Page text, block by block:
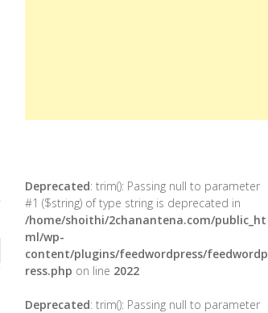
Deprecated: trim(): Passing null to parameter
#1 ($string) of type string is deprecated in
/home/shoithi/2chanantena.com/public_ht
ml/wp-
content/plugins/feedwordpress/feedwordp
ress.php on line 2022
Deprecated: trim(): Passing null to parameter